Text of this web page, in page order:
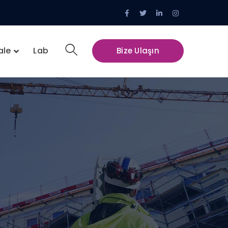
Facebook
Profile
Twitter
Profile
LinkedIn
Profile
Instagram
Profile
Bize Ulaşın
Lab